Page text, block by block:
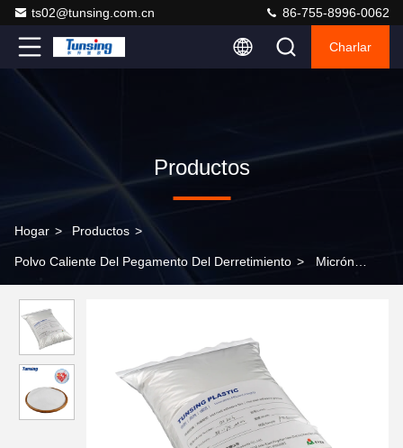
ts02@tunsing.com.cn 86-755-8996-0062
Charlar
Productos
Hogar > Productos >
Polvo Caliente Del Pegamento Del Derretimiento > Micrón
poliuretano para la impresión de la pantalla de la transferencia de
calor